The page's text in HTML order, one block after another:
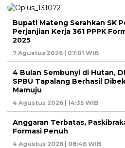
Bupati Mateng Serahkan SK
Perjanjian Kerja 361 PPPK
2025
7 Agustus 2026 | 07:01 WIB
4 Bulan Sembunyi di Hutan,
SPBU Tapalang Berhasil
Mamuju
4 Agustus 2026 | 14:35 WIB
Anggaran Terbatas,
Formasi Penuh
4 Agustus 2026 | 08:46 WIB